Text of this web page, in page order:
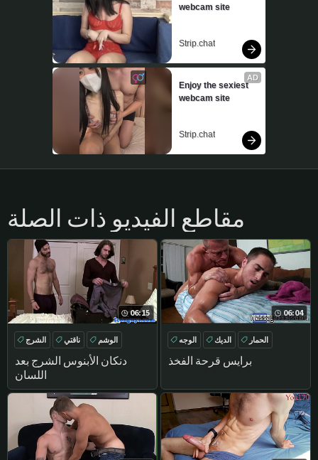
webcam site
Strip.chat
AD
Enjoy the sexiest
webcam site
Strip.chat
مقاطع الفيديو ذات الصلة
06:15
دنكان الأبنوس الشرج بعد
اللسان
الشرج ناقتي
الوشم
العضلات
06:04
برايس قرحة الفخذ
الوجه الديك
الحمار
حلق